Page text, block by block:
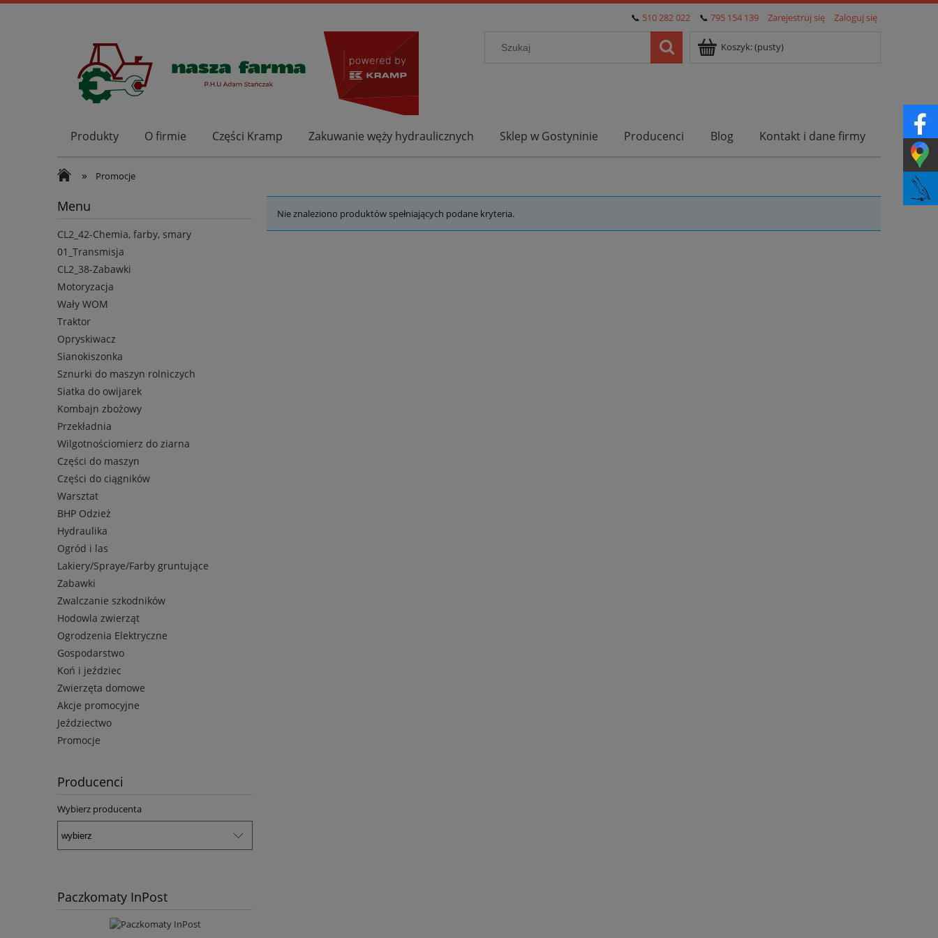
📞 510 282 022 📞 795 154 139 Zarejestruj się Zaloguj się
Koszyk:(pusty)
Produkty O firmie Części Kramp Zakuwanie węży hydraulicznych Sklep w Gostyninie Producenci Blog Kontakt i dane firmy
» Promocje
Menu
CL2_42-Chemia, farby, smary
01_Transmisja
CL2_38-Zabawki
Motoryzacja
Wały WOM
Traktor
Opryskiwacz
Sianokiszonka
Sznurki do maszyn rolniczych
Siatka do owijarek
Kombajn zbożowy
Przekładnia
Wilgotnościomierz do ziarna
Części do maszyn
Części do ciągników
Warsztat
BHP Odzież
Hydraulika
Ogród i las
Lakiery/Spraye/Farby gruntujące
Zabawki
Zwalczanie szkodników
Hodowla zwierząt
Ogrodzenia Elektryczne
Gospodarstwo
Koń i jeździec
Zwierzęta domowe
Akcje promocyjne
Jeździectwo
Promocje
Producenci
Wybierz producenta
Paczkomaty InPost
Nie znaleziono produktów spełniających podane kryteria.